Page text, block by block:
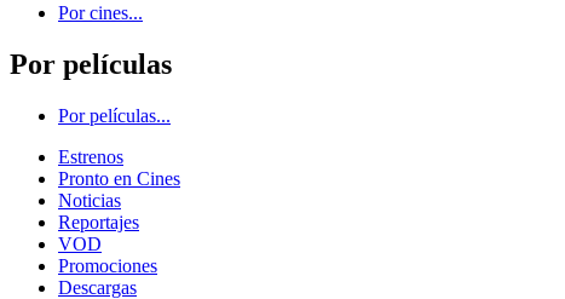
Por cines...
Por películas
Por películas...
Estrenos
Pronto en Cines
Noticias
Reportajes
VOD
Promociones
Descargas